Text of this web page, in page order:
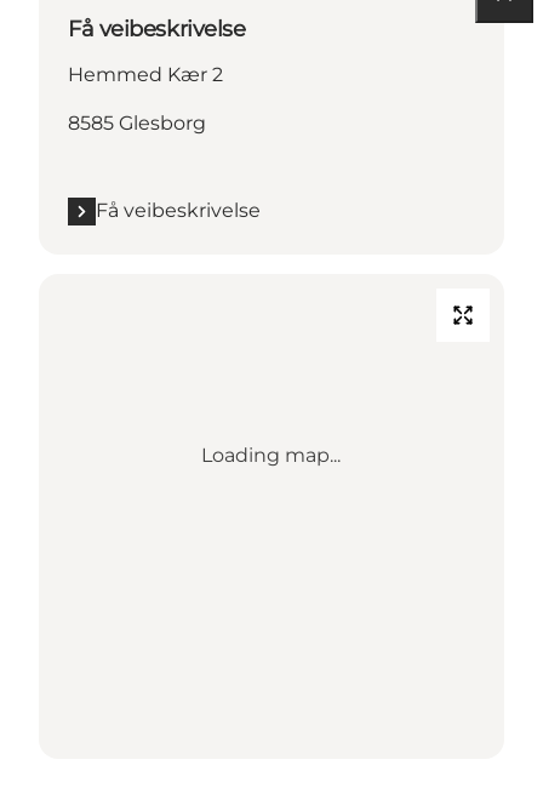
Få veibeskrivelse
Hemmed Kær 2
8585 Glesborg
Få veibeskrivelse
Loading map...